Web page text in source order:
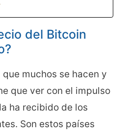
del Bitcoin
muchos se hacen y
que ver con el impulso
ha recibido de los
Son estos países